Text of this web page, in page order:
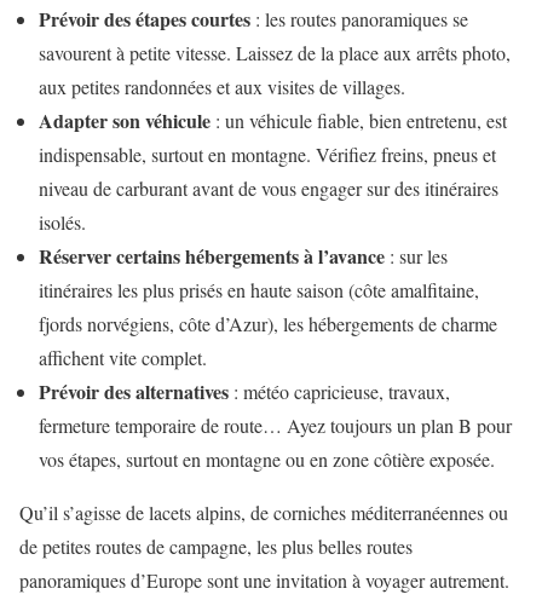
Prévoir des étapes courtes : les routes panoramiques se
savourent à petite vitesse. Laissez de la place aux arrêts photo,
aux petites randonnées et aux visites de villages.
Adapter son véhicule : un véhicule fiable, bien entretenu, est
indispensable, surtout en montagne. Vérifiez freins, pneus et
niveau de carburant avant de vous engager sur des itinéraires
isolés.
Réserver certains hébergements à l’avance : sur les
itinéraires les plus prisés en haute saison (côte amalfitaine,
fjords norvégiens, côte d’Azur), les hébergements de charme
affichent vite complet.
Prévoir des alternatives : météo capricieuse, travaux,
fermeture temporaire de route… Ayez toujours un plan B pour
vos étapes, surtout en montagne ou en zone côtière exposée.
Qu’il s’agisse de lacets alpins, de corniches méditerranéennes ou
de petites routes de campagne, les plus belles routes
panoramiques d’Europe sont une invitation à voyager autrement.